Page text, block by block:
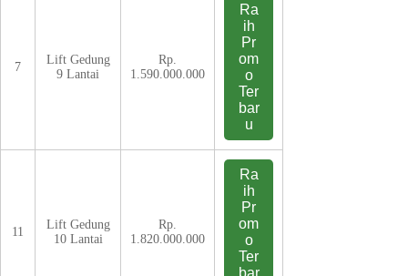
7
Lift Gedung
9 Lantai
Rp.
1.590.000.000
Ra
ih
Pr
om
o
Ter
bar
u
11
Lift Gedung
10 Lantai
Rp.
1.820.000.000
Ra
ih
Pr
om
o
Ter
bar